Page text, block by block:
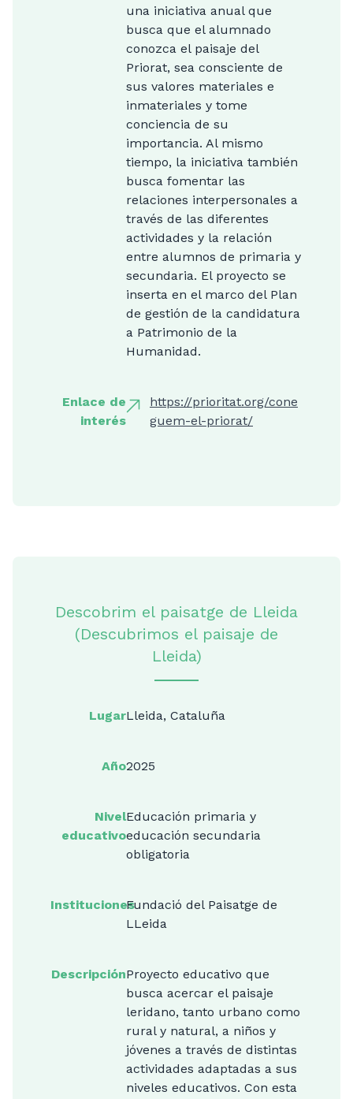
una iniciativa anual que
busca que el alumnado
conozca el paisaje del
Priorat, sea consciente de
sus valores materiales e
inmateriales y tome
conciencia de su
importancia. Al mismo
tiempo, la iniciativa también
busca fomentar las
relaciones interpersonales a
través de las diferentes
actividades y la relación
entre alumnos de primaria y
secundaria. El proyecto se
inserta en el marco del Plan
de gestión de la candidatura
a Patrimonio de la
Humanidad.
Enlace de
interés
https://prioritat.org/cone
guem-el-priorat/
Descobrim el paisatge de Lleida
(Descubrimos el paisaje de
Lleida)
LugarLleida, Cataluña
Año2025
Nivel
educativo
Educación primaria y
educación secundaria
obligatoria
InstitucionesFundació del Paisatge de
LLeida
DescripciónProyecto educativo que
busca acercar el paisaje
leridano, tanto urbano como
rural y natural, a niños y
jóvenes a través de distintas
actividades adaptadas a sus
niveles educativos. Con esta